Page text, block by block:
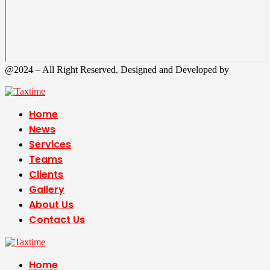
@2024 – All Right Reserved. Designed and Developed by
Home
News
Services
Teams
Clients
Gallery
About Us
Contact Us
Home